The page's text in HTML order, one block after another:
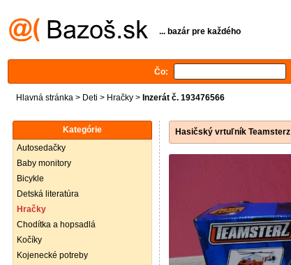
... bazár pre každého
Čo:
Hlavná stránka > Deti > Hračky > Inzerát č. 193476566
Kategórie
Autosedačky
Baby monitory
Bicykle
Detská literatúra
Hračky
Chodítka a hopsadlá
Kočíky
Kojenecké potreby
Hasičský vrtuľník Teamsterz